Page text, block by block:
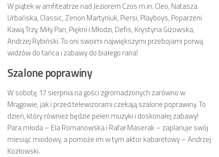
W piątek w amfiteatrze nad Jeziorem Czos m.in. Cleo, Natasza
Urbańska, Classic, Zenon Martyniuk, Piersi, Playboys, Poparzeni
Kawą Trzy, Miły Pan, Piękni i Młodzi, Defis, Krystyna Giżowska,
Andrzej Rybiński. To oni swoimi największymi przebojami porwą
widzów do tańca i zabawy do białego rana!
Szalone poprawiny
W sobotę 17 sierpnia na gości zgromadzonych zarówno w
Mrągowie, jak i przed telewizorami czekają szalone poprawiny. To
dzień, który również będzie pełen muzyki i doskonałej zabawy!
Para młoda – Ela Romanowska i Rafał Maserak – zaplanuje swój
miesiąc miodowy, a pomoże im w tym aktor kabaretowy – Andrzej
Kozłowski.